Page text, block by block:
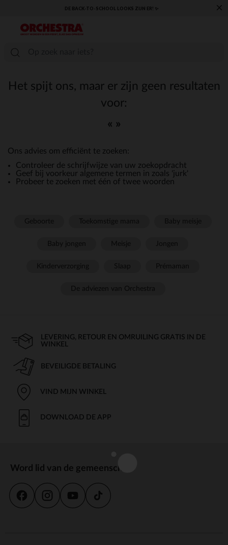
DE BACK-TO-SCHOOL LOOKS ZIJN ER! ✨ ×
Het spijt ons, maar er zijn geen resultaten
voor:
« »
Ons advies om efficiënt te zoeken:
Controleer de schrijfwijze van uw zoekopdracht
Geef bij voorkeur algemene termen in zoals 'jurk'
Probeer te zoeken met één of twee woorden
LEVERING, RETOUR EN OMRUILING GRATIS IN DE
WINKEL
BEVEILIGDE BETALING
VIND MIJN WINKEL
DOWNLOAD DE APP
Word lid van de gemeenschap